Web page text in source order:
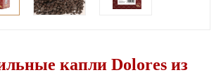
капли Dolores из